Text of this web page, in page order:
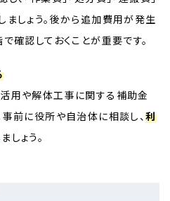
しょう。後から追加費用が発生
確認しておくことが重要です。
用や解体工事に関する補助金
事前に役所や自治体に相談し、利
しょう。